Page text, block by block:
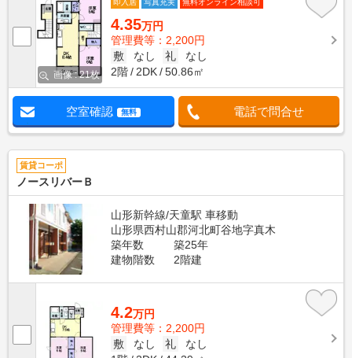
画像 : 21枚
即入居 写真充実 無料オンライン相談可
4.35万円
管理費等：2,200円
敷
なし 礼
なし
2階
2DK 50.86㎡
空室確認 無料 電話で問合せ
賃貸コーポ
ノースリバーＢ
山形新幹線/天童駅 車移動
山形県西村山郡河北町谷地字真木
築年数
築25年
建物階数
2階建
4.2万円
管理費等：2,200円
敷
なし 礼
なし